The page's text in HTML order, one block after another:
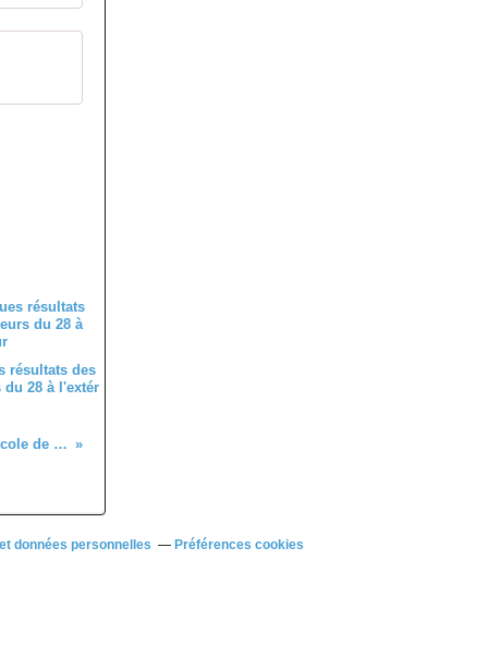
résultats des
du 28 à l'extér
Album photos de le réunion école de cyclsime du 1er mai à dreux (28)
données personnelles Préférences cookies